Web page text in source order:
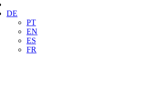
DE
PT
EN
ES
FR